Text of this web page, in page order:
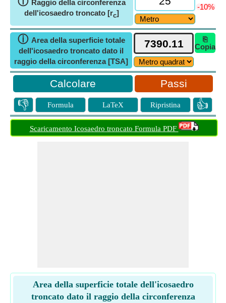
Raggio della circonferenza
dell'icosaedro troncato [rc]
-10%
ⓘ Area della superficie totale
dell'icosaedro troncato dato il
raggio della circonferenza [TSA]
⎘
Copia
Passi
👎 Formula LaTeX Ripristina 👍
Scaricamento Icosaedro troncato Formula PDF
Area della superficie totale dell'icosaedro
troncato dato il raggio della circonferenza